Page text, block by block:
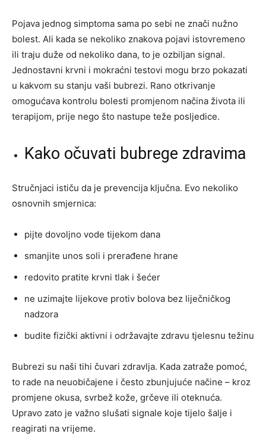
Pojava jednog simptoma sama po sebi ne znači nužno
bolest. Ali kada se nekoliko znakova pojavi istovremeno
ili traju duže od nekoliko dana, to je ozbiljan signal.
Jednostavni krvni i mokraćni testovi mogu brzo pokazati
u kakvom su stanju vaši bubrezi. Rano otkrivanje
omogućava kontrolu bolesti promjenom načina života ili
terapijom, prije nego što nastupe teže posljedice.
Kako očuvati bubrege zdravima
Stručnjaci ističu da je prevencija ključna. Evo nekoliko
osnovnih smjernica:
pijte dovoljno vode tijekom dana
smanjite unos soli i prerađene hrane
redovito pratite krvni tlak i šećer
ne uzimajte lijekove protiv bolova bez liječničkog
nadzora
budite fizički aktivni i održavajte zdravu tjelesnu težinu
Bubrezi su naši tihi čuvari zdravlja. Kada zatraže pomoć,
to rade na neuobičajene i često zbunjujuće načine – kroz
promjene okusa, svrbež kože, grčeve ili oteknuća.
Upravo zato je važno slušati signale koje tijelo šalje i
reagirati na vrijeme.